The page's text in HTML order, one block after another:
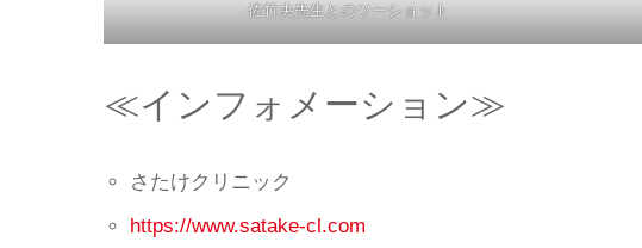
佐竹央先生とのツーショット
≪インフォメーション≫
さたけクリニック
https://www.satake-cl.com